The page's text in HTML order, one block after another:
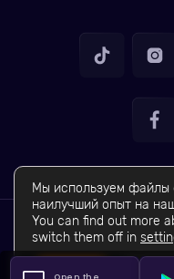
© 2026
Мы используем файлы
наилучший опыт на
You can find out more
switch them off in
Принять